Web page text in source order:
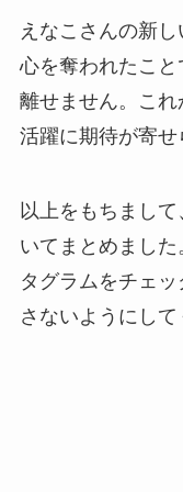
えなこさんの新
心を奪われたこ
離せません。こ
活躍に期待が寄せ
以上をもちまし
いてまとめまし
タグラムをチェ
さないようにして